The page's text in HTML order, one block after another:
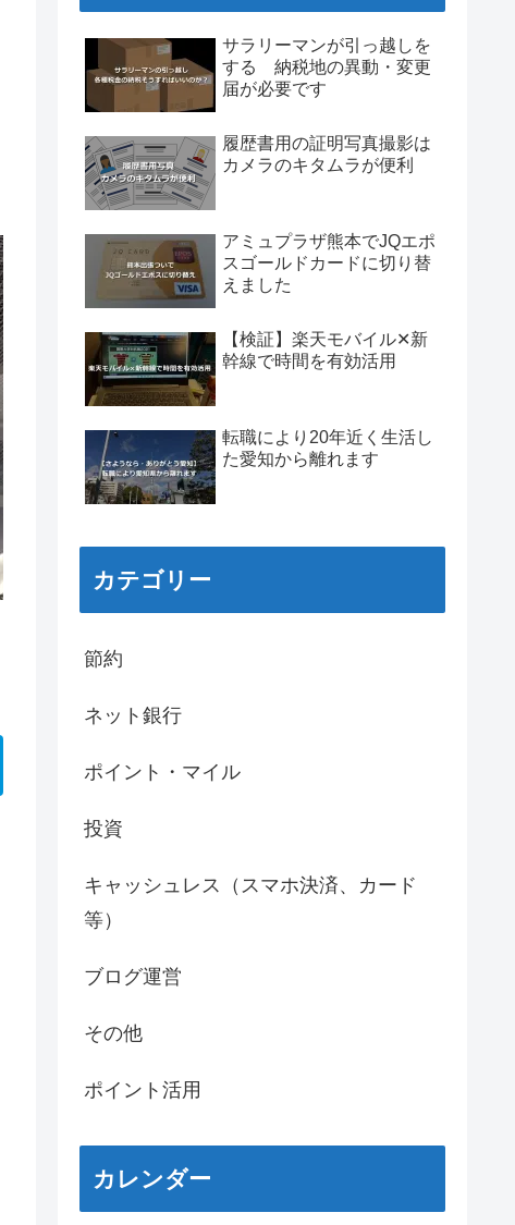
サラリーマンが引っ越しを
する 納税地の異動・変更
届が必要です
履歴書用の証明写真撮影は
カメラのキタムラが便利
アミュプラザ熊本でJQエポ
スゴールドカードに切り替
えました
【検証】楽天モバイル✕新
幹線で時間を有効活用
転職により20年近く生活し
た愛知から離れます
カテゴリー
節約
ネット銀行
ポイント・マイル
投資
キャッシュレス（スマホ決済、カード
等）
ブログ運営
その他
ポイント活用
カレンダー